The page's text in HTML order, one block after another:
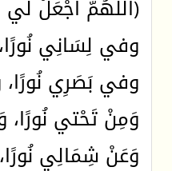
(اللَّهُمَّ اجْعَلْ لي
وفي لِسَانِي
وفي بَصَرِي
وَمِنْ تَحْتي نُورًا،
وَعَنْ شِمَالِي